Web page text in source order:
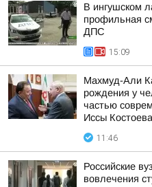
В ингушском
профильная
ДПС
15:09
Махмуд-Али
рождения у
частью
Иссы Костоева
11:46
Российские
вовлечения